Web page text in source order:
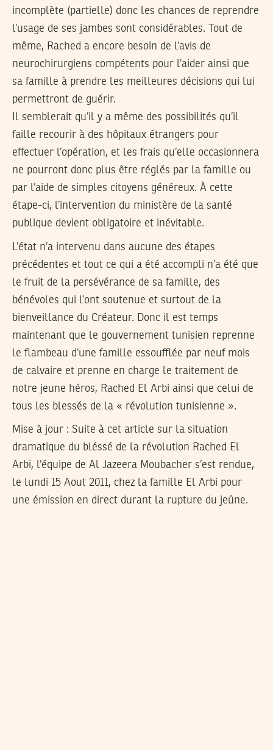
incomplète (partielle) donc les chances de reprendre
l’usage de ses jambes sont considérables. Tout de
même, Rached a encore besoin de l’avis de
neurochirurgiens compétents pour l’aider ainsi que
sa famille à prendre les meilleures décisions qui lui
permettront de guérir.
Il semblerait qu’il y a même des possibilités qu’il
faille recourir à des hôpitaux étrangers pour
effectuer l’opération, et les frais qu’elle occasionnera
ne pourront donc plus être réglés par la famille ou
par l’aide de simples citoyens généreux. À cette
étape-ci, l’intervention du ministère de la santé
publique devient obligatoire et inévitable.
L’état n’a intervenu dans aucune des étapes
précédentes et tout ce qui a été accompli n’a été que
le fruit de la persévérance de sa famille, des
bénévoles qui l’ont soutenue et surtout de la
bienveillance du Créateur. Donc il est temps
maintenant que le gouvernement tunisien reprenne
le flambeau d’une famille essoufflée par neuf mois
de calvaire et prenne en charge le traitement de
notre jeune héros, Rached El Arbi ainsi que celui de
tous les blessés de la « révolution tunisienne ».
Mise à jour : Suite à cet article sur la situation
dramatique du bléssé de la révolution Rached El
Arbi, l’équipe de Al Jazeera Moubacher s’est rendue,
le lundi 15 Aout 2011, chez la famille El Arbi pour
une émission en direct durant la rupture du jeûne.